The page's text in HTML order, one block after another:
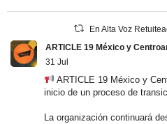
En Alta Voz
ARTICLE 19 México y
31 Jul
ARTICLE 19 México y
inicio de un proceso de
La organización continuará